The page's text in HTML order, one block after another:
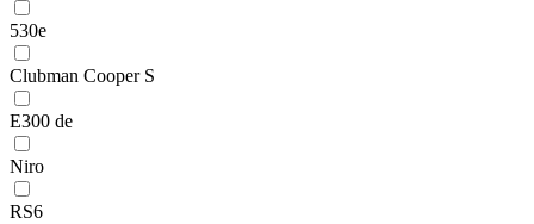
530e
Clubman Cooper S
E300 de
Niro
RS6